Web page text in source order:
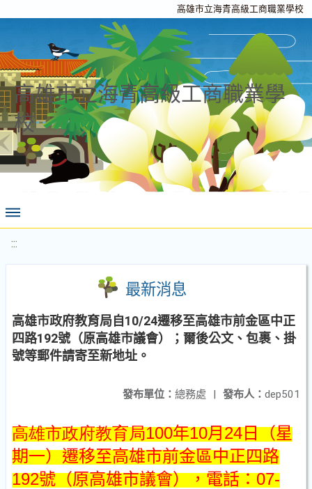
高雄市立海青高級工商職業學校
高雄市立海青高級工商職業學
校
:::
最新消息
高雄市政府教育局自10/24遷移至高雄市前金區中正
四路192號（原高雄市議會）；爾後公文、包裹、掛
號等郵件請寄至新地址。
發布人： dep501
發布單位： 總務處 |
高雄市政府教育局100年10月24日（星
期一）遷移至高雄市前金區中正四路
192號（原高雄市議會），電話：07-